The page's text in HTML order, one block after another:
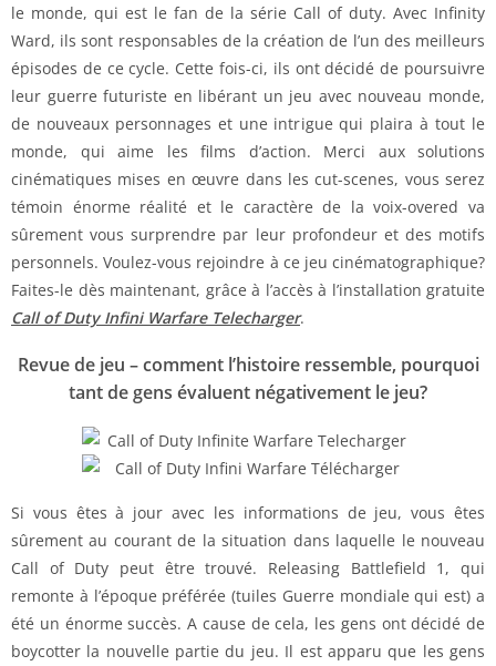
le monde, qui est le fan de la série Call of duty. Avec Infinity
Ward, ils sont responsables de la création de l’un des meilleurs
épisodes de ce cycle. Cette fois-ci, ils ont décidé de poursuivre
leur guerre futuriste en libérant un jeu avec nouveau monde,
de nouveaux personnages et une intrigue qui plaira à tout le
monde, qui aime les films d’action. Merci aux solutions
cinématiques mises en œuvre dans les cut-scenes, vous serez
témoin énorme réalité et le caractère de la voix-overed va
sûrement vous surprendre par leur profondeur et des motifs
personnels. Voulez-vous rejoindre à ce jeu cinématographique?
Faites-le dès maintenant, grâce à l’accès à l’installation gratuite
Call of Duty Infini Warfare Telecharger.
Revue de jeu – comment l’histoire ressemble, pourquoi
tant de gens évaluent négativement le jeu?
Si vous êtes à jour avec les informations de jeu, vous êtes
sûrement au courant de la situation dans laquelle le nouveau
Call of Duty peut être trouvé. Releasing Battlefield 1, qui
remonte à l’époque préférée (tuiles Guerre mondiale qui est) a
été un énorme succès. A cause de cela, les gens ont décidé de
boycotter la nouvelle partie du jeu. Il est apparu que les gens